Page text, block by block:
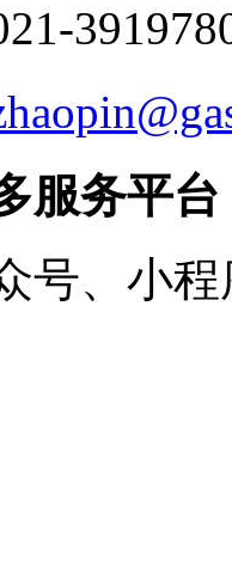
服务平台
号、小